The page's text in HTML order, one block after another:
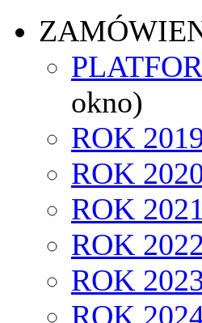
okno)
ROK
ROK
ROK 2021
ROK 2022
ROK
ROK